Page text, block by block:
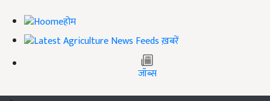
होम
ख़बरें
जॉब्स